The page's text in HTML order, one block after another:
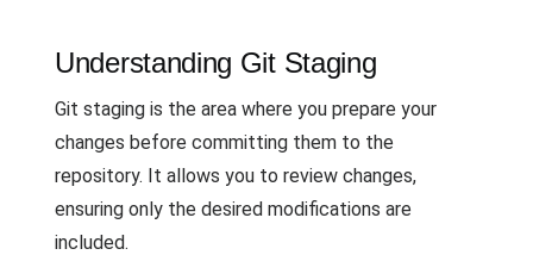
Understanding Git Staging
Git staging is the area where you prepare your
changes before committing them to the
repository. It allows you to review changes,
ensuring only the desired modifications are
included.